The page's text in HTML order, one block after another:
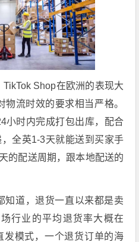
Shop在欧洲的表现大
流时效的要求相当严格。
小时内完成打包出库，配合
全英1-3天就能送到买家手
的配送周期，跟本地配送的
知道，退货一直以来都是卖
行业的平均退货率大概在
发模式，一个退货订单的海